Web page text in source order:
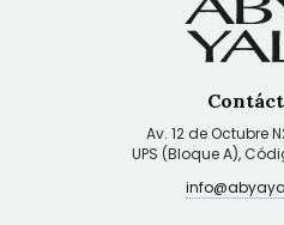
Av. 12 de Octubre
UPS (Bloque A),